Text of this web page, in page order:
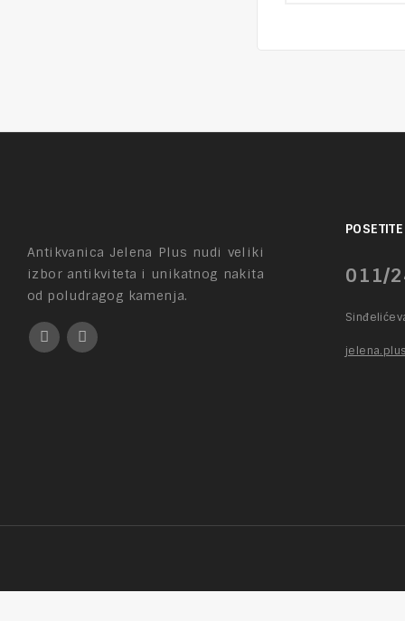
Antikvanica Jelena Plus nudi veliki
izbor antikviteta i unikatnog nakita
od poludragog kamenja.
011/